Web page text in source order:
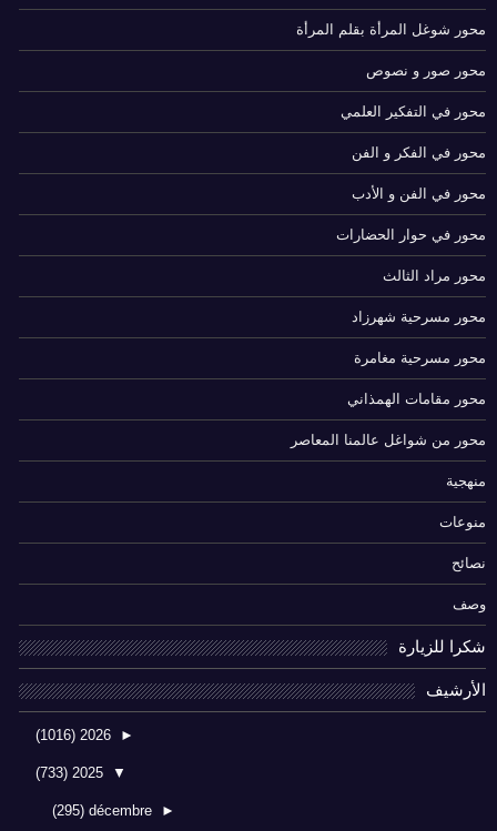
محور شوغل المرأة بقلم المرأة
محور صور و نصوص
محور في التفكير العلمي
محور في الفكر و الفن
محور في الفن و الأدب
محور في حوار الحضارات
محور مراد الثالث
محور مسرحية شهرزاد
محور مسرحية مغامرة
محور مقامات الهمذاني
محور من شواغل عالمنا المعاصر
منهجية
منوعات
نصائح
وصف
شكرا للزيارة
الأرشيف
►
2026
(1016)
▼
2025
(733)
►
décembre
(295)